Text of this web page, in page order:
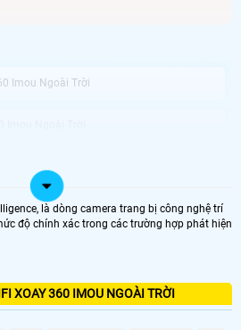
Imou Ngoài Trời
Ngoài Trời Tốt
Lắp Camera 360 Imou Ngoài Trời uy
trời như công trình vườn cây trang trại chăn
nắng và thiết kế chắc chắn camera này sẽ
là dòng camera trang bị công nghệ trí
độ chính xác trong các trường hợp phát hiện
XOAY 360 IMOU NGOÀI TRỜI